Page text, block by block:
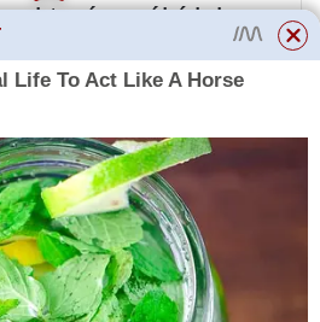
která vyrábí laky,
nátěry
rysem
nových
počítačového
čemuž jsou